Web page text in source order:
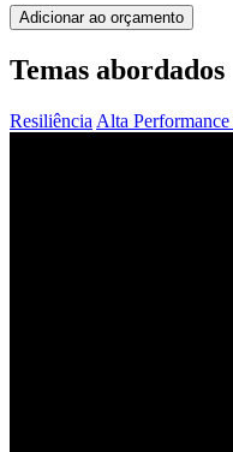
Adicionar ao orçamento
Temas abordados
Resiliência Alta Performance